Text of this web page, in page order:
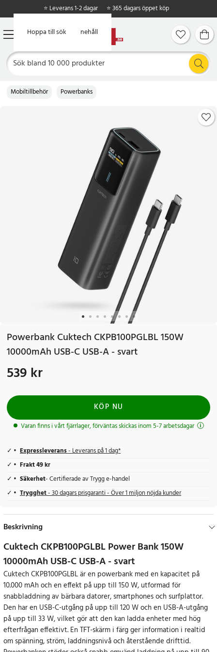
Hoppa till huvudinnehåll
Hoppa till sök
⭐ Leverans 1-2 dagar ⭐ 365 dagars öppet köp
Mobiltillbehör Powerbanks
Powerbank Cuktech CKPB100PGLBL 150W
10000mAh USB-C USB-A - svart
Pris:539 kr
539 kr
KÖP NU
Varan finns i vårt fjärrlager, förväntas skickas inom 5-7 arbetsdagar
Expressleverans- Leverans på 1 dag*
Frakt 49 kr
Säkerhet- Certifierade av Trygg e-handel
Trygghet- 30 dagars prisgaranti - Över 1 miljon nöjda kunder
Beskrivning
Cuktech CKPB100PGLBL Power Bank 150W
10000mAh USB-C USB-A - svart
Cuktech CKPB100PGLBL är en powerbank med en kapacitet på
10.000 mAh och en effekt på upp till 150 W, utformad för
snabbladdning av bärbara datorer, smartphones och surfplattor.
Den har en USB-C-utgång på upp till 120 W och en USB-A-utgång
på upp till 33 W, vilket gör att den kan ladda enheter med hög
efterfrågan effektivt. En TFT-skärm i färg ger information i realtid
om spänning, ström, laddningsnivå och återstående drifttid.